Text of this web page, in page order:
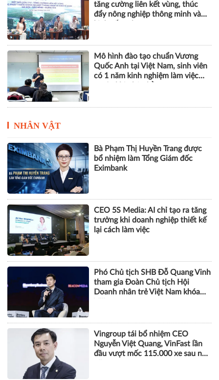
tăng cường liên kết vùng, thúc
đẩy nông nghiệp thông minh và
Mô hình đào tạo chuẩn Vương
Quốc Anh tại Việt Nam, sinh viên
có 1 năm kinh nghiệm làm việc
NHÂN VẬT
Bà Phạm Thị Huyền Trang được
bổ nhiệm làm Tổng Giám đốc
Eximbank
CEO 5S Media: AI chỉ tạo ra tăng
trưởng khi doanh nghiệp thiết kế
lại cách làm việc
Phó Chủ tịch SHB Đỗ Quang Vinh
tham gia Đoàn Chủ tịch Hội
Doanh nhân trẻ Việt Nam khóa
Vingroup tái bổ nhiệm CEO
Nguyễn Việt Quang, VinFast lần
đầu vượt mốc 115.000 xe sau nửa